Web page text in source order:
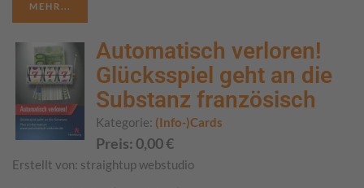
MEHR...
Automatisch verloren!
Glücksspiel geht an die
Substanz französisch
Kategorie: (Info-)Cards
Preis: 0,00€
Erstellt von: straightup webstudio